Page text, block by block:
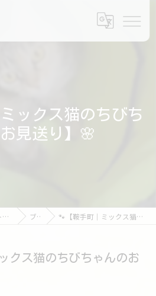
ックス猫のちびち
見送り】🌸
福岡･筑豊エリアのペット火葬ならペット訪問火葬ポピー ブログ 🐾【鞍手町｜ミックス猫のちびちゃんのお見送り】🌸
クス猫のちびちゃんのお